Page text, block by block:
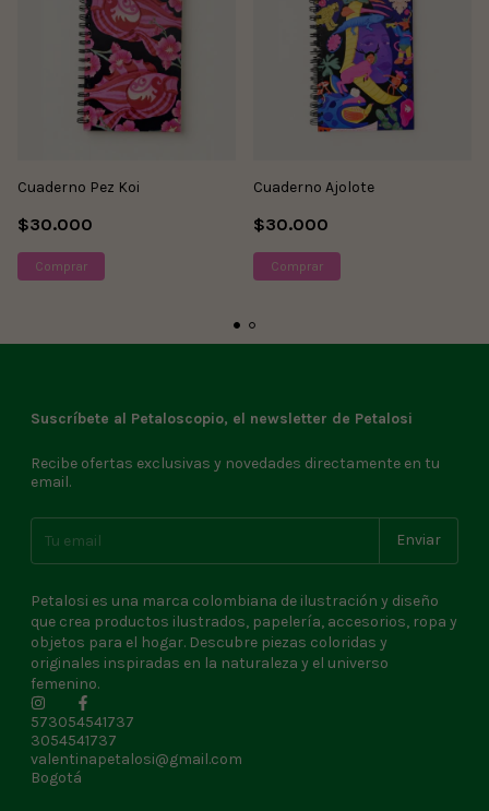
Cuaderno Pez Koi
$30.000
Cuaderno Ajolote
$30.000
Suscríbete al Petaloscopio, el newsletter de Petalosi
Recibe ofertas exclusivas y novedades directamente en tu
email.
Petalosi es una marca colombiana de ilustración y diseño
que crea productos ilustrados, papelería, accesorios, ropa y
objetos para el hogar. Descubre piezas coloridas y
originales inspiradas en la naturaleza y el universo
femenino.
573054541737
3054541737
valentinapetalosi@gmail.com
Bogotá